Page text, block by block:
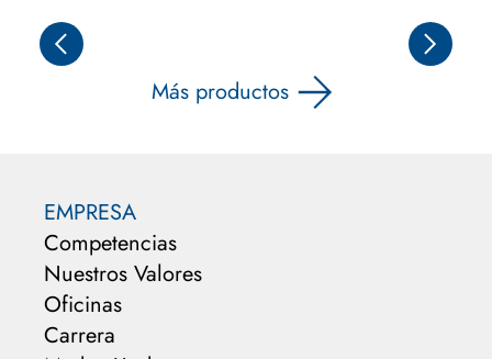
Más productos
EMPRESA
Competencias
Nuestros Valores
Oficinas
Carrera